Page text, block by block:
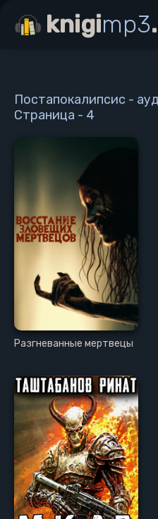
Постапокалипсис -
Страница - 4
Разгневанные мертвецы
knigimp3